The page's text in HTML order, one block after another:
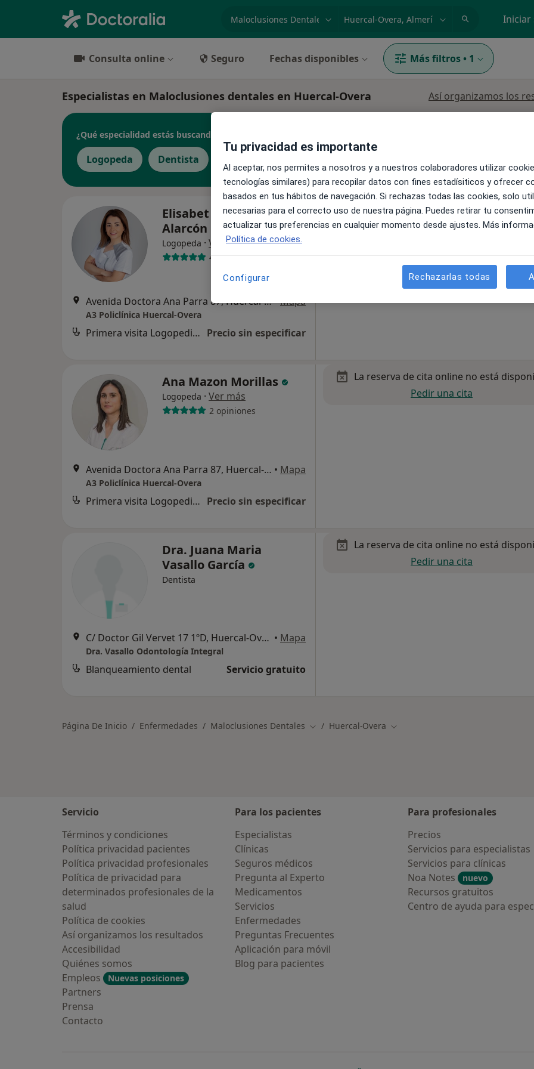
Iniciar
Consulta online Seguro Fechas disponibles Más filtros • 1
Especialistas en Maloclusiones dentales en Huercal-Overa Así organizamos los
¿Qué especialidad estás buscando?
Logopeda Dentista
Elisabet Rodríguez
Alarcón
Logopeda · Ver más
4 opiniones
Avenida Doctora Ana Parra 87, Huercal-Overa•Mapa
A3 Policlínica Huercal-Overa
Primera visita Logopedia y Logofoniatría Precio sin especificar
La reserva de cita online no está
Pedir una cita
Ana Mazon Morillas
Logopeda · Ver más
2 opiniones
Avenida Doctora Ana Parra 87, Huercal-Overa • Mapa
A3 Policlínica Huercal-Overa
Primera visita Logopedia y Logofoniatría Precio sin especificar
La reserva de cita online no está
Pedir una cita
Dra. Juana Maria
Vasallo García
Dentista
C/ Doctor Gil Vervet 17 1ºD, Huercal-Overa • Mapa
Dra. Vasallo Odontología Integral
Blanqueamiento dental Servicio gratuito
La reserva de cita online no está
Pedir una cita
Página De Inicio Enfermedades Maloclusiones Dentales Cambiar de ciudad
Huercal-Overa Cambiar de ciudad
Servicio
Términos y condiciones
Política privacidad pacientes
Política privacidad profesionales
Política de privacidad para
determinados profesionales de la
salud
Política de cookies
Así organizamos los resultados
Accesibilidad
Quiénes somos
Empleos
Nuevas posiciones
Partners
Prensa
Contacto
Para los pacientes
Especialistas
Clínicas
Seguros médicos
Pregunta al Experto
Medicamentos
Servicios
Enfermedades
Preguntas Frecuentes
Aplicación para móvil
Blog para pacientes
Para profesionales
Precios
Servicios para especialistas
Servicios para clínicas
Noa Notes
nuevo
Recursos gratuitos
Centro de ayuda para
Tu privacidad es importante
Al aceptar, nos permites a nosotros y a nuestros colaboradores utilizar
tecnologías similares) para recopilar datos con fines estadísiticos y ofrecer
basados en tus hábitos de navegación. Si rechazas todas las cookies, solo
necesarias para el correcto uso de nuestra página. Puedes retirar tu
actualizar tus preferencias en cualquier momento desde ajustes. Más
Política de cookies.
Configurar Rechazarlas todas